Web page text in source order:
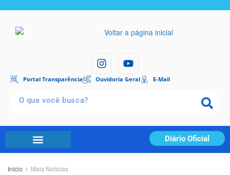
Portal Transparência Ouvidoria Geral E-Mail
Diário Oficial
Início Mais Notícias